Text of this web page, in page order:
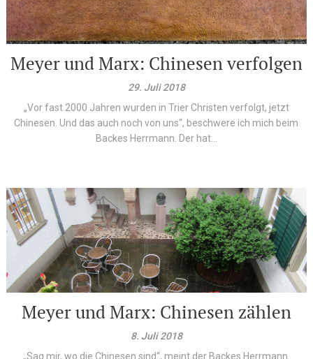
Meyer und Marx: Chinesen verfolgen
29. Juli 2018
„Vor fast 2000 Jahren wurden in Trier Christen verfolgt, jetzt
Chinesen. Und das auch noch von uns“, beschwere ich mich beim
Backes Herrmann. Der hat...
Meyer und Marx: Chinesen zählen
8. Juli 2018
„Sag mir, wo die Chinesen sind“, meint der Backes Herrmann.